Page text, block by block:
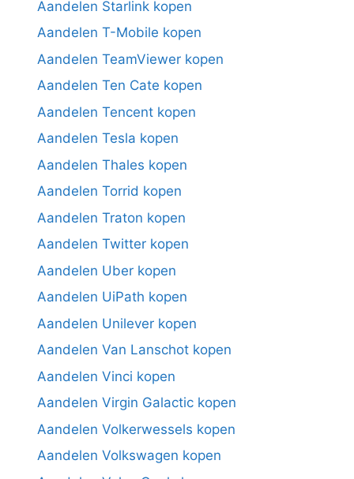
Aandelen Starlink kopen
Aandelen T-Mobile kopen
Aandelen TeamViewer kopen
Aandelen Ten Cate kopen
Aandelen Tencent kopen
Aandelen Tesla kopen
Aandelen Thales kopen
Aandelen Torrid kopen
Aandelen Traton kopen
Aandelen Twitter kopen
Aandelen Uber kopen
Aandelen UiPath kopen
Aandelen Unilever kopen
Aandelen Van Lanschot kopen
Aandelen Vinci kopen
Aandelen Virgin Galactic kopen
Aandelen Volkerwessels kopen
Aandelen Volkswagen kopen